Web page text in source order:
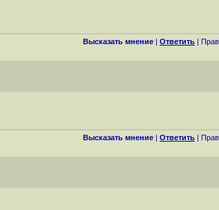
Высказать мнение | Ответить |
Высказать мнение | Ответить |